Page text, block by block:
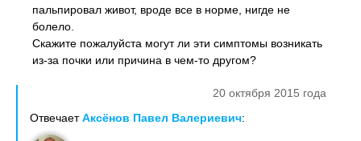
пальпировал живот, вроде все в норме, нигде не
болело.
Скажите пожалуйста могут ли эти симптомы возникать
из-за почки или причина в чем-то другом?
20 октября 2015 года
ОтвечаетАксёнов Павел Валериевич: